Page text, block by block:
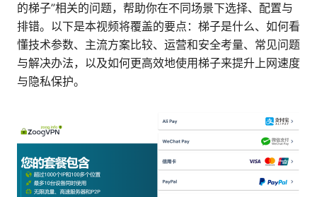
的梯子”相关的问题，帮助你在不同场景下选择、配置与
排错。以下是本视频将覆盖的要点：梯子是什么、如何看
懂技术参数、主流方案比较、运营和安全考量、常见问题
与解决办法，以及如何更高效地使用梯子来提升上网速度
与隐私保护。